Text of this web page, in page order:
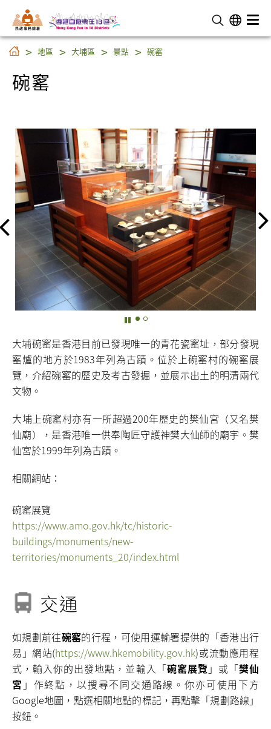
民 政 事 務 總 署
碗窰
地區 大埔區 景點 碗窰
碗窰
大埔碗窰是香港目前已發現唯一的青花瓷窰址，部分發現
窰爐的地方於1983年列為古蹟。位於上碗窰村的碗窰展
覽，介紹碗窰的歷史及考古發掘，並展示出土的明清兩代
文物。
大埔上碗窰村亦有一所超過200年歷史的樊仙宮（又名樊
仙廟），是香港唯一供奉陶匠守護神樊大仙師的廟宇。樊
仙宮於1999年列為古蹟。
相關網站：
碗窰展覽
https://www.amo.gov.hk/tc/historic-
buildings/monuments/new-
territories/monuments_20/index.html
交通
如規劃前往碗窰的行程，可使用運輸署提供的「香港出行
易」網站(https://www.hkemobility.gov.hk)或流動應用程
式，輸入你的出發地點，並輸入「碗窰展覽 」或「樊仙
宮 」作終點，以搜尋不同交通路線。你亦可使用下方
Google地圖，點選相關地點的標記，再點擊「規劃路線」
按鈕。